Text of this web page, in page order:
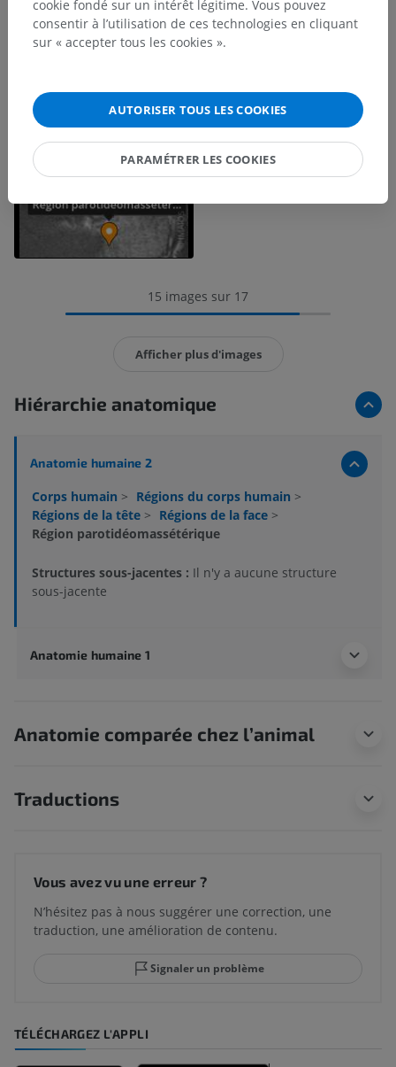
15 images sur 17
Afficher plus d'images
Hiérarchie anatomique
Anatomie humaine 2
Corps humain > Régions du corps humain >
Régions de la tête > Régions de la face >
Région parotidéomassétérique
Structures sous-jacentes : Il n'y a aucune structure
sous-jacente
Anatomie humaine 1
Anatomie comparée chez l’animal
Traductions
Vous avez vu une erreur ?
N’hésitez pas à nous suggérer une correction, une
traduction, une amélioration de contenu.
Signaler un problème
TÉLÉCHARGEZ L'APPLI
cookie fondé sur un intérêt légitime. Vous pouvez
consentir à l’utilisation de ces technologies en cliquant
sur « accepter tous les cookies ».
AUTORISER TOUS LES COOKIES
PARAMÉTRER LES COOKIES